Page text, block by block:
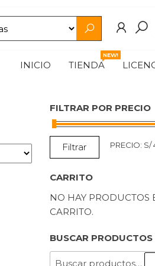
INICIO TIENDA
NEW!
FILTRAR POR PRECIO
Filtrar PRECIO: S/
CARRITO
NO HAY PRODUCTOS
CARRITO.
BUSCAR PRODUCTOS
BUSCAR